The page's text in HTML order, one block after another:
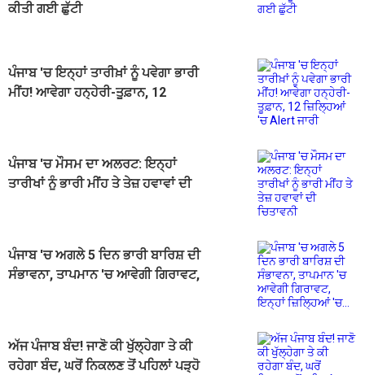
ਕੀਤੀ ਗਈ ਛੁੱਟੀ
ਪੰਜਾਬ 'ਚ ਇਨ੍ਹਾਂ ਤਾਰੀਖ਼ਾਂ ਨੂੰ ਪਵੇਗਾ ਭਾਰੀ
ਮੀਂਹ! ਆਵੇਗਾ ਹਨ੍ਹੇਰੀ-ਤੂਫ਼ਾਨ, 12
ਪੰਜਾਬ 'ਚ ਮੌਸਮ ਦਾ ਅਲਰਟ: ਇਨ੍ਹਾਂ
ਤਾਰੀਖਾਂ ਨੂੰ ਭਾਰੀ ਮੀਂਹ ਤੇ ਤੇਜ਼ ਹਵਾਵਾਂ ਦੀ
ਪੰਜਾਬ 'ਚ ਅਗਲੇ 5 ਦਿਨ ਭਾਰੀ ਬਾਰਿਸ਼ ਦੀ
ਸੰਭਾਵਨਾ, ਤਾਪਮਾਨ 'ਚ ਆਵੇਗੀ ਗਿਰਾਵਟ,
ਅੱਜ ਪੰਜਾਬ ਬੰਦ! ਜਾਣੋ ਕੀ ਖੁੱਲ੍ਹੇਗਾ ਤੇ ਕੀ
ਰਹੇਗਾ ਬੰਦ, ਘਰੋਂ ਨਿਕਲਣ ਤੋਂ ਪਹਿਲਾਂ ਪੜ੍ਹੋ